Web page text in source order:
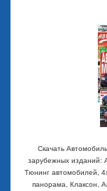
Скачать
зарубежных изданий:
Тюнинг автомобилей,
панорама, Клаксон,